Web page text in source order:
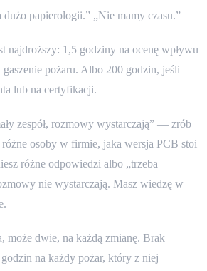
dużo papierologii.” „Nie mamy czasu.”
najdroższy: 1,5 godziny na ocenę wpływu
pożaru. Albo 200 godzin, jeśli
lub na certyfikacji.
zespół, rozmowy wystarczają” — zrób
osoby w firmie, jaka wersja PCB stoi
różne odpowiedzi albo „trzeba
nie wystarczają. Masz wiedzę w
może dwie, na każdą zmianę. Brak
na każdy pożar, który z niej